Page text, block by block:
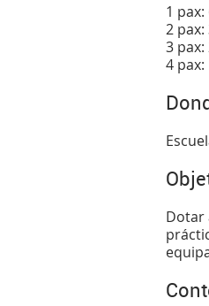
1 pax:
2
3
4
Dotar